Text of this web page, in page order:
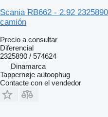
Scania RB662 - 2.92
camión
Precio a consultar
Diferencial
2325890 / 574624
Dinamarca
Tappernøje autoophug
Contacte con el vendedor